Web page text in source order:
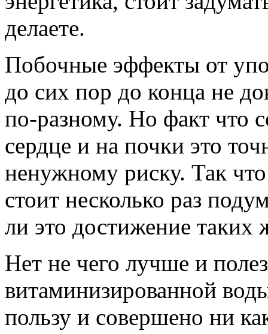
делаете.
Побочные эффекты от
до сих пор до конца не
по-разному. Но факт что
сердце и на почки это
ненужному риску. Так
стоит несколько раз
ли это достижение таких
Нет не чего лучше и
витаминизированной
пользу и совершено ни